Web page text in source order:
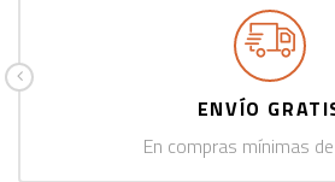
ENVÍO
En compras mínimas